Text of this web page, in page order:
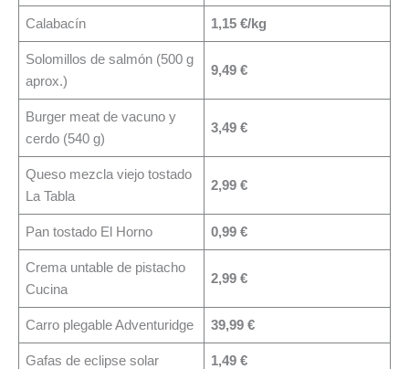
Calabacín 1,15 €/kg
Solomillos de salmón (500 g
aprox.)
9,49 €
Burger meat de vacuno y
cerdo (540 g)
3,49 €
Queso mezcla viejo tostado
La Tabla
2,99 €
Pan tostado El Horno 0,99 €
Crema untable de pistacho
Cucina
2,99 €
Carro plegable Adventuridge 39,99 €
Gafas de eclipse solar 1,49 €